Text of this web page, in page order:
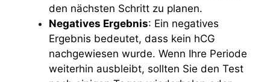
den nächsten Schritt zu planen.
Negatives Ergebnis: Ein negatives
Ergebnis bedeutet, dass kein hCG
nachgewiesen wurde. Wenn Ihre Periode
weiterhin ausbleibt, sollten Sie den Test